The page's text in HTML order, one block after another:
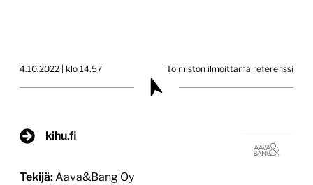
4.10.2022 | klo 14.57 Toimiston ilmoittama referenssi
kihu.fi
Tekijä: Aava&Bang Oy